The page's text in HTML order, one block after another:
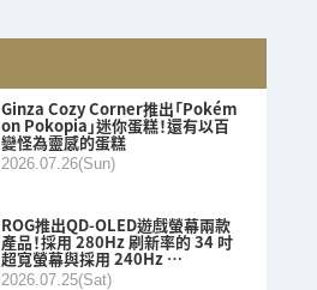
Ginza Cozy Corner推出「Pokém
on Pokopia」迷你蛋糕！還有以百
變怪為靈感的蛋糕
2026.07.26(Sun)
ROG推出QD-OLED遊戲螢幕兩款
產品！採用 280Hz 刷新率的 34 吋
超寬螢幕與採用 240Hz …
2026.07.25(Sat)